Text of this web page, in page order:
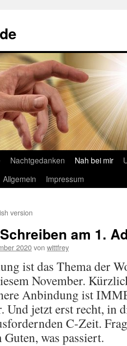
Nachtgedanken Nah bei mir
Allgemein Impressum
version
am 1.
2020von wittfrey
ist das Thema der
November.
Anbindung ist
Und jetzt erst recht, in
C-Zeit.
Guten, was passiert.